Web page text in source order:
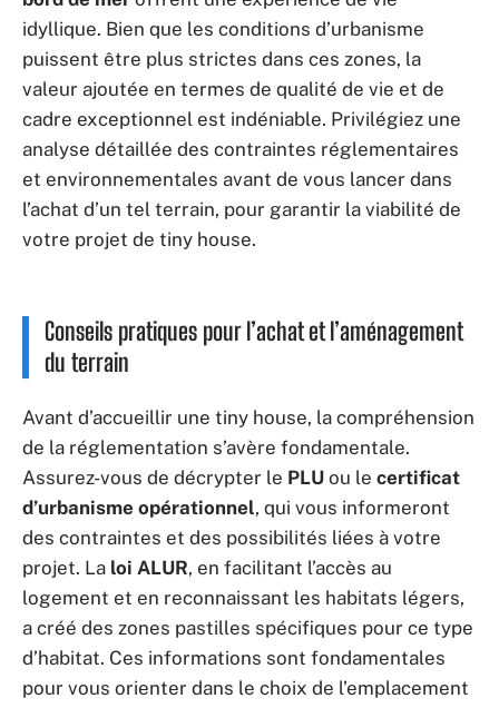
idyllique. Bien que les conditions d’urbanisme
puissent être plus strictes dans ces zones, la
valeur ajoutée en termes de qualité de vie et de
cadre exceptionnel est indéniable. Privilégiez une
analyse détaillée des contraintes réglementaires
et environnementales avant de vous lancer dans
l’achat d’un tel terrain, pour garantir la viabilité de
votre projet de tiny house.
Conseils pratiques pour l’achat et l’aménagement
du terrain
Avant d’accueillir une tiny house, la compréhension
de la réglementation s’avère fondamentale.
Assurez-vous de décrypter le PLU ou le certificat
d’urbanisme opérationnel, qui vous informeront
des contraintes et des possibilités liées à votre
projet. La loi ALUR, en facilitant l’accès au
logement et en reconnaissant les habitats légers,
a créé des zones pastilles spécifiques pour ce type
d’habitat. Ces informations sont fondamentales
pour vous orienter dans le choix de l’emplacement